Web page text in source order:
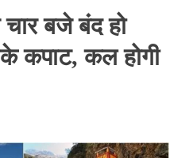
बजे बंद हो
के कपाट, कल होगी